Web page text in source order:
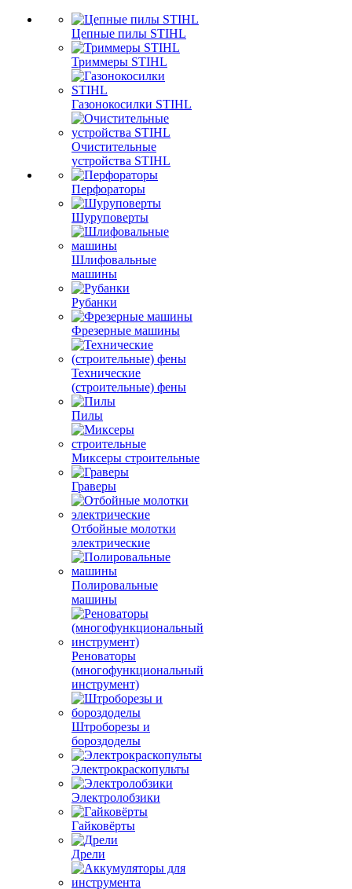
Цепные пилы STIHL
Триммеры STIHL
Газонокосилки STIHL
Очистительные
устройства STIHL
Перфораторы
Шуруповерты
Шлифовальные
машины
Рубанки
Фрезерные машины
Технические
(строительные) фены
Пилы
Миксеры строительные
Граверы
Отбойные молотки
электрические
Полировальные
машины
Реноваторы
(многофункциональный
инструмент)
Штроборезы и
бороздоделы
Электрокраскопульты
Электролобзики
Гайковёрты
Дрели